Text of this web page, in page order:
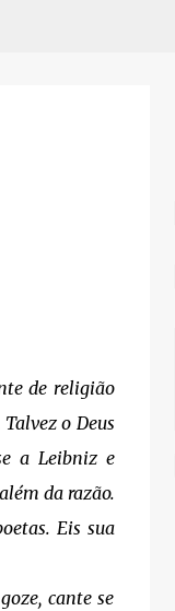
de religião
o Deus
a Leibniz e
da razão.
Eis sua
cante se